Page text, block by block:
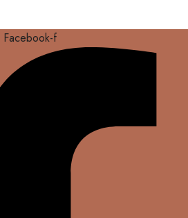
Facebook-f